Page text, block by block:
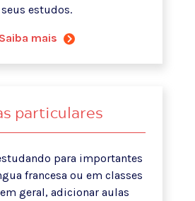
seus estudos.
Saiba mais
particulares
para importantes
francesa ou em classes
geral, adicionar aulas